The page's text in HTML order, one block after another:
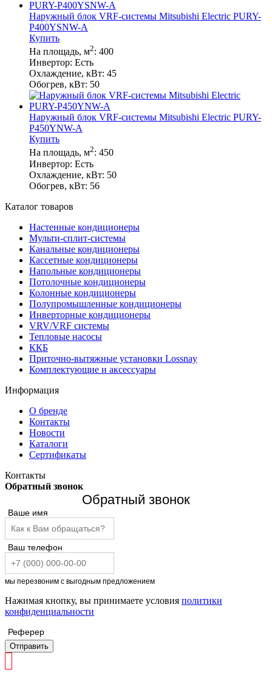
Наружный блок VRF-системы Mitsubishi Electric PURY-
P400YSNW-A
Купить
На площадь, м2: 400
Инвертор: Есть
Охлаждение, кВт: 45
Обогрев, кВт: 50
Наружный блок VRF-системы Mitsubishi Electric PURY-
P450YNW-A
Купить
На площадь, м2: 450
Инвертор: Есть
Охлаждение, кВт: 50
Обогрев, кВт: 56
Каталог товаров
Настенные кондиционеры
Мульти-сплит-системы
Канальные кондиционеры
Кассетные кондиционеры
Напольные кондиционеры
Потолочные кондиционеры
Колонные кондиционеры
Полупромышленные кондиционеры
Инверторные кондиционеры
VRV/VRF системы
Тепловые насосы
ККБ
Приточно-вытяжные установки Lossnay
Комплектующие и аксессуары
Информация
О бренде
Контакты
Новости
Каталоги
Сертификаты
Контакты
Обратный звонок
Обратный звонок
Ваше имя
Ваш телефон
мы перезвоним с выгодным предложением
Нажимая кнопку, вы принимаете условия политики
конфиденциальности
Реферер
Отправить